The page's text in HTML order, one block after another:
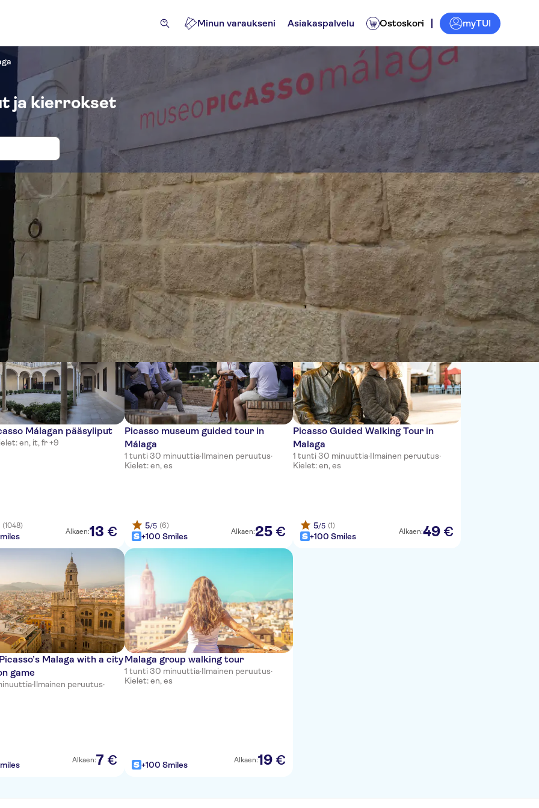
Minun varaukseni Asiakaspalvelu Ostoskori myTUI
ja kierrokset
ja liput paikkaan Museo Picasso Málaga
Nähtävyydet ja opastetut retket Retket Liput ja tapahtumat
Lajittele:
Málagan pääsyliput
en, it, fr +9
(1048)
Alkaen:13 €
Picasso museum guided tour in
Málaga
1 tunti 30 minuuttia·Ilmainen peruutus·
Kielet: en, es
5/5 (6)
+100 Smiles Alkaen:25 €
Picasso Guided Walking Tour in
Malaga
1 tunti 30 minuuttia·Ilmainen peruutus·
Kielet: en, es
5/5 (1)
+100 Smiles Alkaen:49 €
Malaga with a city
game
·Ilmainen peruutus·
Alkaen:7 €
Malaga group walking tour
1 tunti 30 minuuttia·Ilmainen peruutus·
Kielet: en, es
+100 Smiles Alkaen:19 €